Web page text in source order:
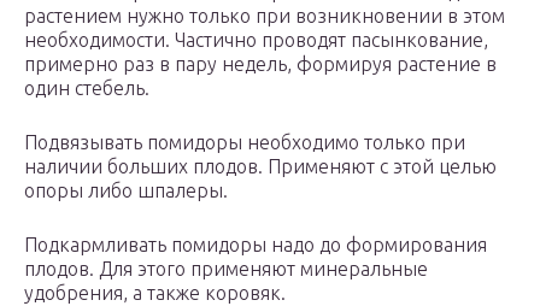
растением нужно только при возникновении в этом
необходимости. Частично проводят пасынкование,
примерно раз в пару недель, формируя растение в
один стебель.
Подвязывать помидоры необходимо только при
наличии больших плодов. Применяют с этой целью
опоры либо шпалеры.
Подкармливать помидоры надо до формирования
плодов. Для этого применяют минеральные
удобрения, а также коровяк.